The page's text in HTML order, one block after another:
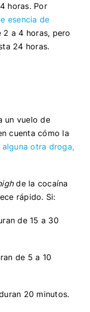
horas. Por
esencia de
a 4 horas, pero
24 horas.
un vuelo de
cuenta cómo la
otra droga,
de la cocaína
rápido. Si:
de 15 a 30
de 5 a 10
20 minutos.